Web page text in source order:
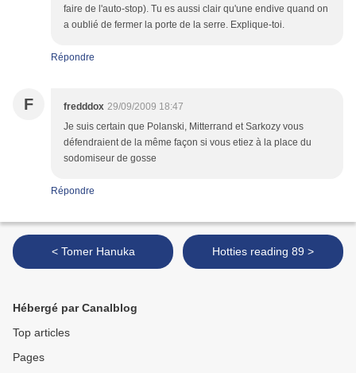
faire de l'auto-stop). Tu es aussi clair qu'une endive quand on
a oublié de fermer la porte de la serre. Explique-toi.
Répondre
F fredddox 29/09/2009 18:47
Je suis certain que Polanski, Mitterrand et Sarkozy vous
défendraient de la même façon si vous etiez à la place du
sodomiseur de gosse
Répondre
< Tomer Hanuka Hotties reading 89 >
Hébergé par Canalblog
Top articles
Pages